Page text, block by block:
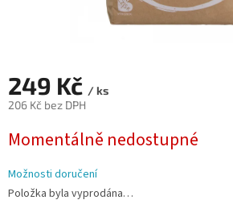
249 Kč / ks
206 Kč bez DPH
cena:
Momentálně nedostupné
Možnosti doručení
Položka byla vyprodána…